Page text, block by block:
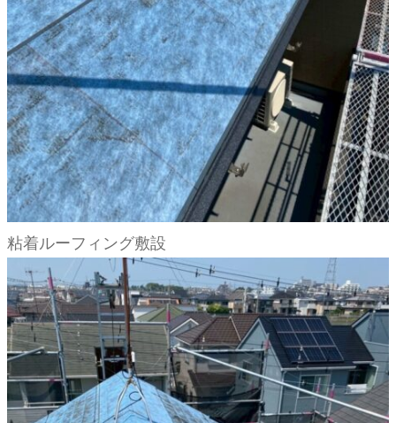
粘着ルーフィング敷設